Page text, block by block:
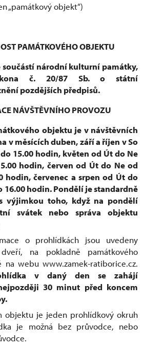
„památkový objekt“)
PAMÁTKOVÉHO OBJEKTU
národní kulturní památky,
č. 20/87 Sb. o státní
pozdějších předpisů.
NÁVŠTĚVNÍHO PROVOZU
objektu je v návštěvních
v měsících duben, září a říjen v So
15.00 hodin, květen od Út do Ne
hodin, červen od Út do Ne od
hodin, červenec a srpen od Út do
16.00 hodin. Pondělí je standardně
výjimkou toho, když na pondělí
svátek nebo správa objektu
o prohlídkách jsou uvedeny
na pokladně památkového
webu www.zamek-ratiborice.cz.
v daný den se zahájí
30 minut před koncem
objektu je jeden prohlídkový okruh
je možná bez průvodce, nebo